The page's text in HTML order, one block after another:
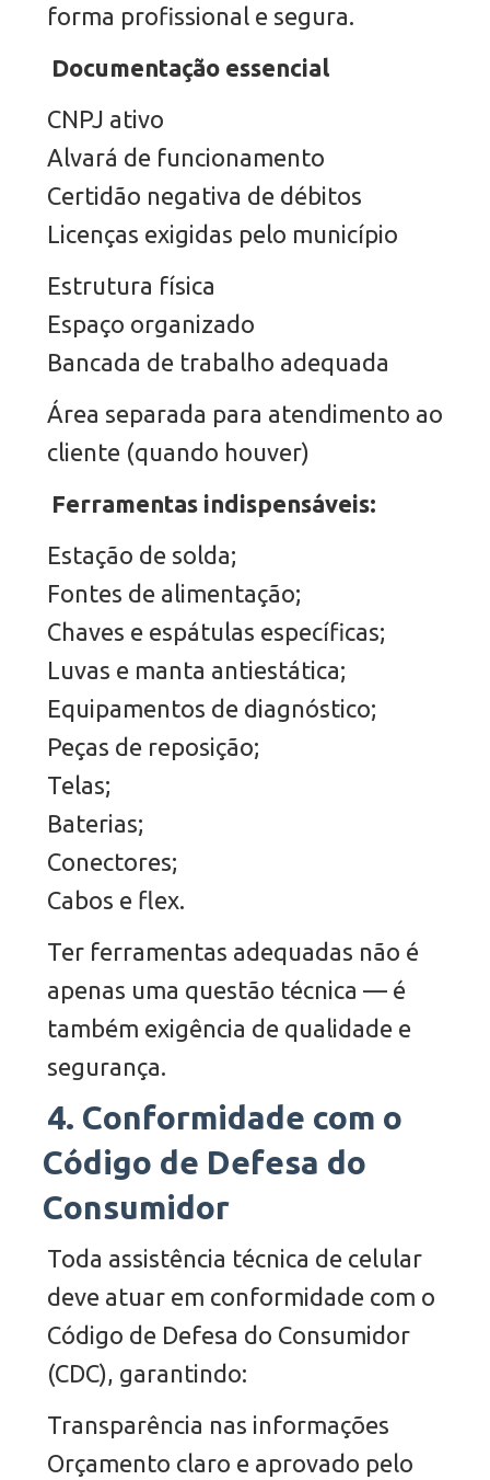
forma profissional e segura.
Documentação essencial
CNPJ ativo
Alvará de funcionamento
Certidão negativa de débitos
Licenças exigidas pelo município
Estrutura física
Espaço organizado
Bancada de trabalho adequada
Área separada para atendimento ao
cliente (quando houver)
Ferramentas indispensáveis:
Estação de solda;
Fontes de alimentação;
Chaves e espátulas específicas;
Luvas e manta antiestática;
Equipamentos de diagnóstico;
Peças de reposição;
Telas;
Baterias;
Conectores;
Cabos e flex.
Ter ferramentas adequadas não é
apenas uma questão técnica — é
também exigência de qualidade e
segurança.
4. Conformidade com o
Código de Defesa do
Consumidor
Toda assistência técnica de celular
deve atuar em conformidade com o
Código de Defesa do Consumidor
(CDC), garantindo:
Transparência nas informações
Orçamento claro e aprovado pelo